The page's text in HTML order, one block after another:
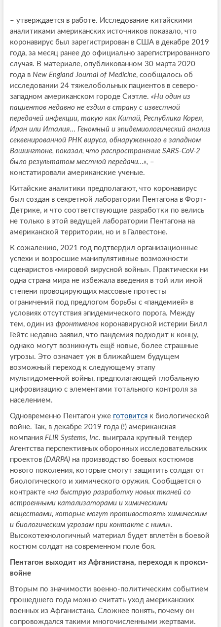
– утверждается в работе. Исследование китайскими
аналитиками американских источников показало, что
коронавирус был зарегистрирован в США в декабре 2019
года, за месяц ранее до официально зарегистрированного
случая. В материале, опубликованном 30 марта 2020
года в New England Journal of Medicine, сообщалось об
исследовании 24 тяжелобольных пациентов в северо-
западном американском городе Сиэтле. «Ни один из
пациентов недавно не ездил в страну с известной
передачей инфекции, такую как Китай, Республика Корея,
Иран или Италия… Геномный и эпидемиологический анализ
секвенированной РНК вируса, обнаруженного в западном
Вашингтоне, показал, что распространение SARS-CoV-2
было результатом местной передачи…», –
констатировали американские ученые.
Китайские аналитики предполагают, что коронавирус
был создан в секретной лаборатории Пентагона в Форт-
Детрике, и что соответствующие разработки по велись
не только в этой ведущей лаборатории Пентагона на
американской территории, но и в Галвестоне.
К сожалению, 2021 год подтвердил организационные
успехи и возросшие манипулятивные возможности
сценаристов «мировой вирусной войны». Практически ни
одна страна мира не избежала введения в той или иной
степени провоцирующих массовые протесты
ограничений под предлогом борьбы с «пандемией» в
условиях отсутствия эпидемического порога. Между
тем, один из фронтменовкоронавирусной истерии Билл
Гейтс недавно заявил, что пандемия подходит к концу,
однако могут возникнуть ещё новые, более страшные
угрозы. Это означает уж в ближайшем будущем
возможный переход к следующему этапу
мультидоменной войны, предполагающей глобальную
цифровизацию с элементами тотального контроля за
населением.
Одновременно Пентагон уже готовитсяк биологической
войне. Так, в декабре 2019 года (!) американская
компания FLIR Systems, Inc. выиграла крупный тендер
Агентства перспективных оборонных исследовательских
проектов (DARPA)на производство боевых костюмов
нового поколения, которые смогут защитить солдат от
биологического и химического оружия. Сообщается о
контракте «на быструю разработку новых тканей со
встроенными катализаторами и химическими
веществами, которые могут противостоять химическим
и биологическим угрозам при контакте с ними».
Высокотехнологичный материал будет вплетён в боевой
костюм солдат на современном поле боя.
Пентагон выходит из Афганистана, переходя к прокси-
войне
Вторым по значимости военно-политическим событием
прошедшего года можно считать уход американских
военных из Афганистана. Сложнее понять, почему он
сопровождался такими многочисленными жертвами.